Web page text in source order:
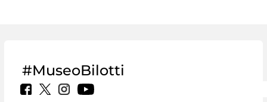
#MuseoBilotti